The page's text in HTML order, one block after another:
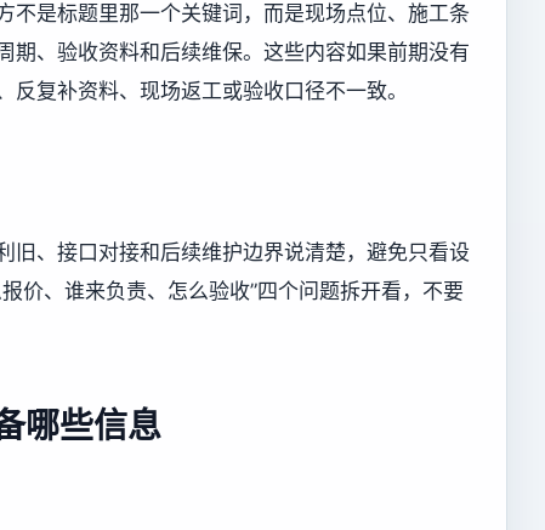
不是标题里那一个关键词，而是现场点位、施工条
期、验收资料和后续维保。这些内容如果前期没有
复补资料、现场返工或验收口径不一致。
旧、接口对接和后续维护边界说清楚，避免只看设
价、谁来负责、怎么验收”四个问题拆开看，不要
哪些信息